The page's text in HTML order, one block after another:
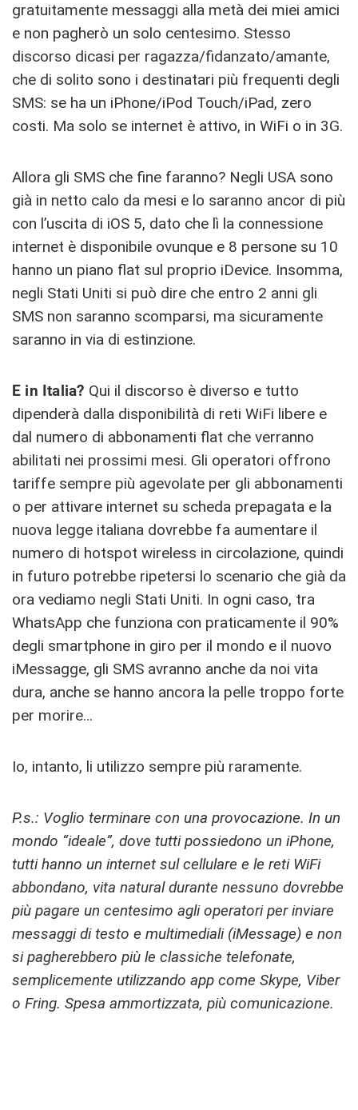
gratuitamente messaggi alla metà dei miei amici
e non pagherò un solo centesimo. Stesso
discorso dicasi per ragazza/fidanzato/amante,
che di solito sono i destinatari più frequenti degli
SMS: se ha un iPhone/iPod Touch/iPad, zero
costi. Ma solo se internet è attivo, in WiFi o in 3G.
Allora gli SMS che fine faranno? Negli USA sono
già in netto calo da mesi e lo saranno ancor di più
con l’uscita di iOS 5, dato che lì la connessione
internet è disponibile ovunque e 8 persone su 10
hanno un piano flat sul proprio iDevice. Insomma,
negli Stati Uniti si può dire che entro 2 anni gli
SMS non saranno scomparsi, ma sicuramente
saranno in via di estinzione.
E in Italia? Qui il discorso è diverso e tutto
dipenderà dalla disponibilità di reti WiFi libere e
dal numero di abbonamenti flat che verranno
abilitati nei prossimi mesi. Gli operatori offrono
tariffe sempre più agevolate per gli abbonamenti
o per attivare internet su scheda prepagata e la
nuova legge italiana dovrebbe fa aumentare il
numero di hotspot wireless in circolazione, quindi
in futuro potrebbe ripetersi lo scenario che già da
ora vediamo negli Stati Uniti. In ogni caso, tra
WhatsApp che funziona con praticamente il 90%
degli smartphone in giro per il mondo e il nuovo
iMessagge, gli SMS avranno anche da noi vita
dura, anche se hanno ancora la pelle troppo forte
per morire…
Io, intanto, li utilizzo sempre più raramente.
P.s.: Voglio terminare con una provocazione. In un
mondo “ideale”, dove tutti possiedono un iPhone,
tutti hanno un internet sul cellulare e le reti WiFi
abbondano, vita natural durante nessuno dovrebbe
più pagare un centesimo agli operatori per inviare
messaggi di testo e multimediali (iMessage) e non
si pagherebbero più le classiche telefonate,
semplicemente utilizzando app come Skype, Viber
o Fring. Spesa ammortizzata, più comunicazione.